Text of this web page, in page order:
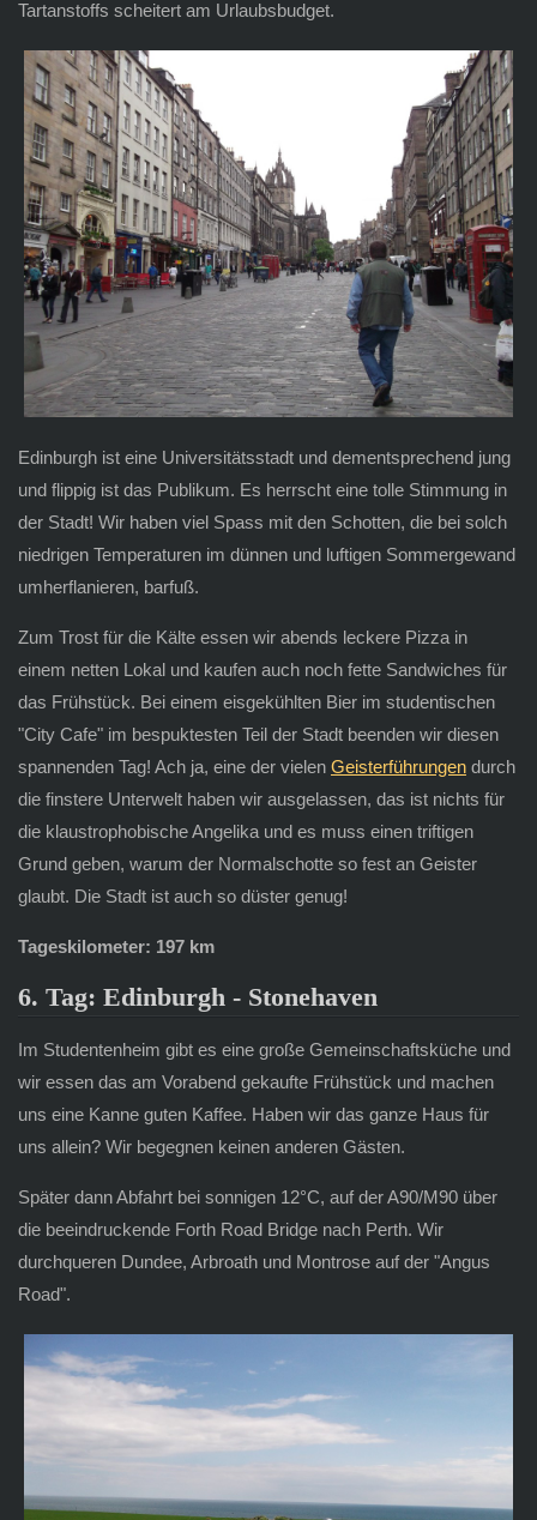
Tartanstoffs scheitert am Urlaubsbudget.
Edinburgh ist eine Universitätsstadt und dementsprechend jung
und flippig ist das Publikum. Es herrscht eine tolle Stimmung in
der Stadt! Wir haben viel Spass mit den Schotten, die bei solch
niedrigen Temperaturen im dünnen und luftigen Sommergewand
umherflanieren, barfuß.
Zum Trost für die Kälte essen wir abends leckere Pizza in
einem netten Lokal und kaufen auch noch fette Sandwiches für
das Frühstück. Bei einem eisgekühlten Bier im studentischen
"City Cafe" im bespuktesten Teil der Stadt beenden wir diesen
spannenden Tag! Ach ja, eine der vielen Geisterführungendurch
die finstere Unterwelt haben wir ausgelassen, das ist nichts für
die klaustrophobische Angelika und es muss einen triftigen
Grund geben, warum der Normalschotte so fest an Geister
glaubt. Die Stadt ist auch so düster genug!
Tageskilometer: 197 km
6. Tag: Edinburgh - Stonehaven
Im Studentenheim gibt es eine große Gemeinschaftsküche und
wir essen das am Vorabend gekaufte Frühstück und machen
uns eine Kanne guten Kaffee. Haben wir das ganze Haus für
uns allein? Wir begegnen keinen anderen Gästen.
Später dann Abfahrt bei sonnigen 12°C, auf der A90/M90 über
die beeindruckende Forth Road Bridge nach Perth. Wir
durchqueren Dundee, Arbroath und Montrose auf der "Angus
Road".